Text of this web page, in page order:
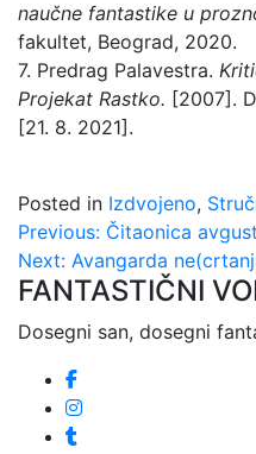
naučne fantastike u
fakultet, Beograd, 2020.
7. Predrag Palavestra.
Projekat Rastko. [2007].
[21. 8. 2021].
Posted in Izdvojeno,
Kretanje
članka
Previous: Čitaonica
Next: Avangarda
FANTASTIČNI
Dosegni san, dosegni